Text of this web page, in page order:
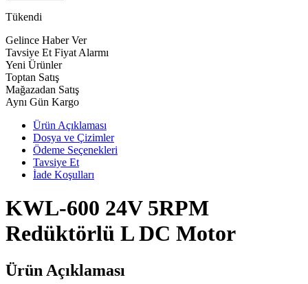
Tükendi
Gelince Haber Ver
Tavsiye Et Fiyat Alarmı
Yeni Ürünler
Toptan Satış
Mağazadan Satış
Aynı Gün Kargo
Ürün Açıklaması
Dosya ve Çizimler
Ödeme Seçenekleri
Tavsiye Et
İade Koşulları
KWL-600 24V 5RPM
Redüktörlü L DC Motor
Ürün Açıklaması